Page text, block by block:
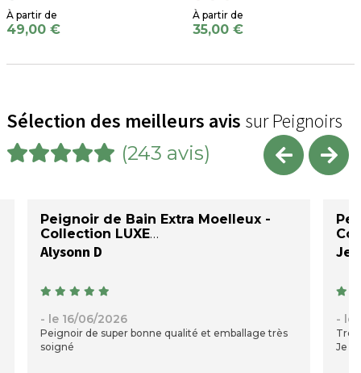
49,00 € 35,00 €
Sélection des meilleurs avis sur Peignoirs
(243 avis)
Peignoir de Bain Extra Moelleux -
Collection LUXE
Alysonn D
- le 16/06/2026
Peignoir de super bonne qualité et emballage très
soigné
- le
Très
Je